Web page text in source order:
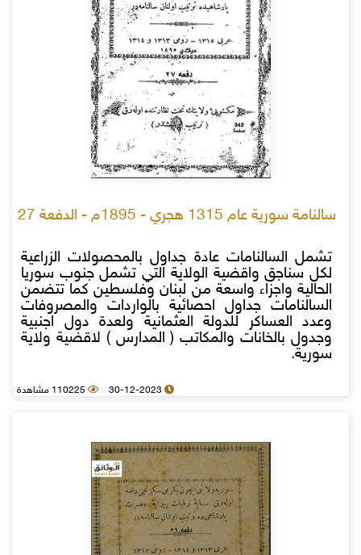
سالنامة سورية عام 1315 هجري - 1895م - الدفعة 27
تشمل السالنامات عادة جداول بالمحصولات الزراعية
لكل سناجق واقضية الولاية التي تشمل جنوب سوريا
الحالية واجزاء واسعة من لبنان وفلسطين كما تتضمن
السالنامات جداول احصائية بالواردات والمصروفات
وعدد العساكر للدولة العثمانية ولعدة دول اجنبية
وجدول بالخانات والمكاتب ( المدارس ) لاقضية ولاية
سورية.
30-12-2023 110225 مشاهدة